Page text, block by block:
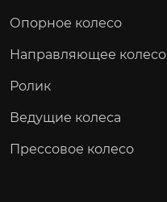
Опорное колесо
Направляющее колесо
Ролик
Ведущие колеса
Прессовое колесо